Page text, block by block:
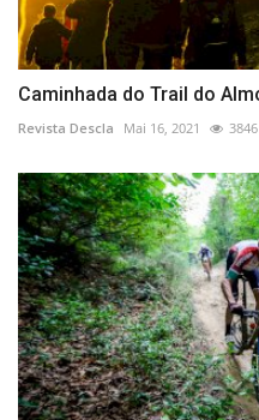
Caminhada do Trail do
Revista Descla Mai 16, 2021 3846